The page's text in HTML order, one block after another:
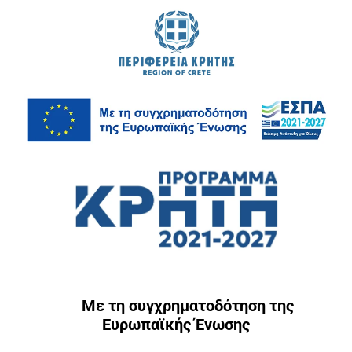
Με τη συγχρηματοδότηση της
Ευρωπαϊκής Ένωσης